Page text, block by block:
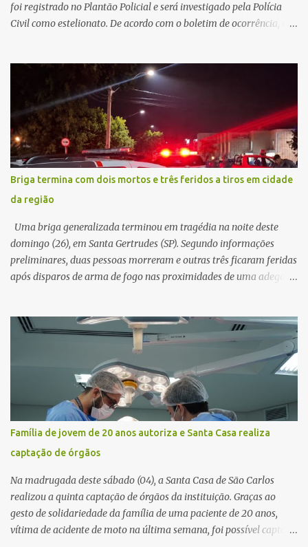
foi registrado no Plantão Policial e será investigado pela Polícia
Civil como estelionato. De acordo com o boletim de ocorrência, a
suspeito alegou que seria necessário atualizar o cadastro da conta
e passou a orientar a vítima sobre os procedimentos que deveriam
ser realizados. Dias depois, o golpista enviou um documento em
PDF simulando uma comunicação oficial da instituição financeira.
Na sequência, entrou em contato por telefone e encaminhou um
link, orientando a vítima a acessá-lo pelo computador para
concluir a suposta atualização cadastral. Após realizar o
procedimento, a conta bancária ficou bloqueada por algumas
horas. Sem conseguir acessar o sistema, a vítima tentou
novamente contato com o suposto gerente, mas não obteve
resposta. Na segunda-fe...
Briga termina com dois mortos e três feridos a tiros em cidade
da região
Uma briga generalizada terminou em tragédia na noite deste
domingo (26), em Santa Gertrudes (SP). Segundo informações
preliminares, duas pessoas morreram e outras três ficaram feridas
após disparos de arma de fogo nas proximidades de uma adega. O
começado dentro do estabelecimento e se estendido para a área
externa, quando dois homens armados passaram a efetuar
diversos disparos. Duas vítimas morreram ainda no local. Outras
três pessoas foram baleadas e socorridas. Até o momento, não
foram divulgadas informações oficiais sobre o estado de saúde dos
feridos. Equipes da Polícia Militar de Santa Gertrudes atenderam a
ocorrência e isolaram a área para o trabalho da perícia. Até a
última atualização, nenhum suspeito havia sido preso. A Polícia
Civil investigará a motivação da briga, a autoria dos disparos e as
circunstâncias do crime. A ocorrência segue em anda...
Família de jovem de 20 anos autoriza e Santa Casa realiza
captação de órgãos
Na madrugada deste sábado (04), a Santa Casa de São Carlos
realizou a quinta captação de órgãos da instituição. Graças ao
gesto de solidariedade da família de uma paciente de 20 anos,
vítima de acidente de moto na última semana, foi possível captar o